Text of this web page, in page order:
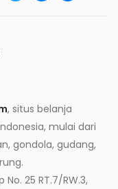
, situs belanja
mulai dari
gondola, gudang,
No. 25 RT.7/RW.3,